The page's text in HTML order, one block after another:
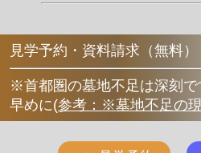
見学予約・資料請求（無料）
※首都圏の墓地不足は深刻で
早めに(参考：※墓地不足の